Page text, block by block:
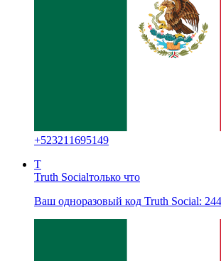
+523211695149
T
Truth Socialтолько что
Ваш одноразовый код Truth Social: